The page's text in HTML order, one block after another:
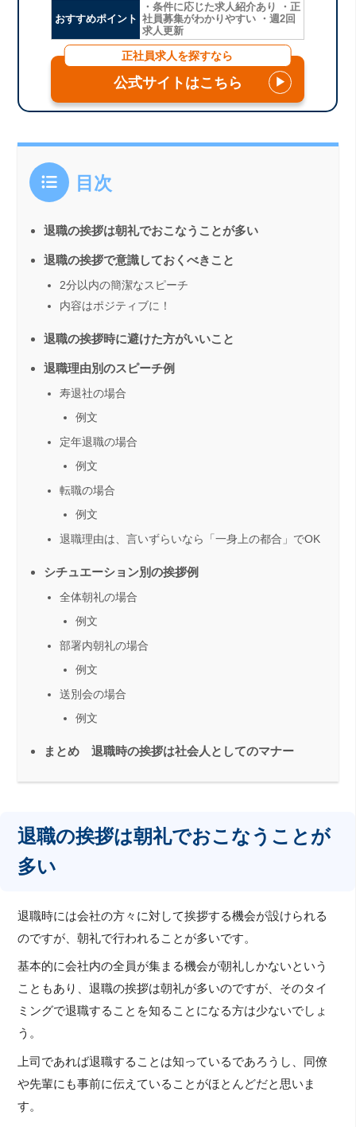
おすすめポイント
・条件に応じた求人紹介あり ・正
社員募集がわかりやすい ・週2回
求人更新
正社員求人を探すなら
公式サイトはこちら ▶
目次
退職の挨拶は朝礼でおこなうことが多い
退職の挨拶で意識しておくべきこと
2分以内の簡潔なスピーチ
内容はポジティブに！
退職の挨拶時に避けた方がいいこと
退職理由別のスピーチ例
寿退社の場合
例文
定年退職の場合
例文
転職の場合
例文
退職理由は、言いずらいなら「一身上の都合」でOK
シチュエーション別の挨拶例
全体朝礼の場合
例文
部署内朝礼の場合
例文
送別会の場合
例文
まとめ 退職時の挨拶は社会人としてのマナー
退職の挨拶は朝礼でおこなうことが
多い
退職時には会社の方々に対して挨拶する機会が設けられる
のですが、朝礼で行われることが多いです。
基本的に会社内の全員が集まる機会が朝礼しかないという
こともあり、退職の挨拶は朝礼が多いのですが、そのタイ
ミングで退職することを知ることになる方は少ないでしょ
う。
上司であれば退職することは知っているであろうし、同僚
や先輩にも事前に伝えていることがほとんどだと思いま
す。